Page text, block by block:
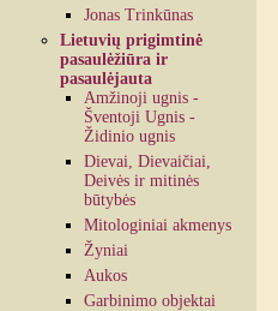
Jonas Trinkūnas
Lietuvių prigimtinė
pasaulėžiūra ir
pasaulėjauta
Amžinoji ugnis -
Šventoji Ugnis -
Židinio ugnis
Dievai, Dievaičiai,
Deivės ir mitinės
būtybės
Mitologiniai akmenys
Žyniai
Aukos
Garbinimo objektai